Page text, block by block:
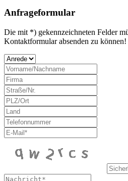
Anfrageformular
Die mit *) gekennzeichneten Felder
Kontaktformular absenden zu können!